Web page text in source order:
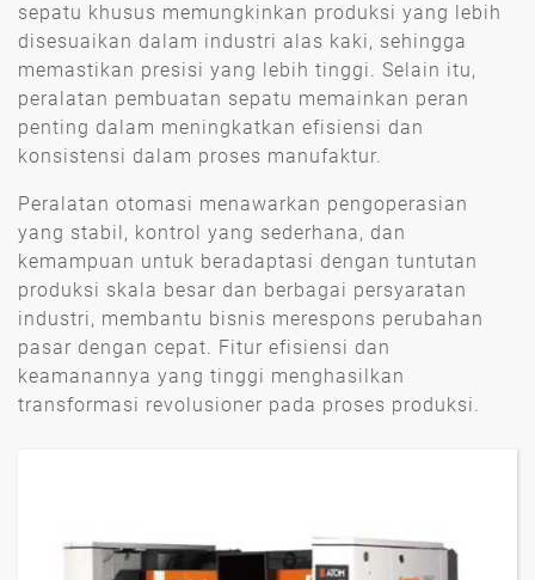
sepatu khusus memungkinkan produksi yang lebih
disesuaikan dalam industri alas kaki, sehingga
memastikan presisi yang lebih tinggi. Selain itu,
peralatan pembuatan sepatu memainkan peran
penting dalam meningkatkan efisiensi dan
konsistensi dalam proses manufaktur.
Peralatan otomasi menawarkan pengoperasian
yang stabil, kontrol yang sederhana, dan
kemampuan untuk beradaptasi dengan tuntutan
produksi skala besar dan berbagai persyaratan
industri, membantu bisnis merespons perubahan
pasar dengan cepat. Fitur efisiensi dan
keamanannya yang tinggi menghasilkan
transformasi revolusioner pada proses produksi.